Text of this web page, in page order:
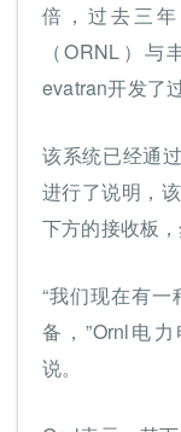
倍，过去三
（ORNL）
evatran开发了
该系统已经通
进行了说明，
下方的接收板
“我们现在有
备，”Ornl电
说。